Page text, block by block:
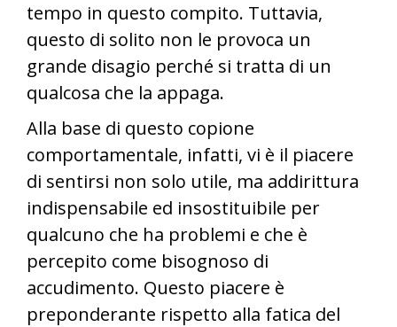
tempo in questo compito. Tuttavia,
questo di solito non le provoca un
grande disagio perché si tratta di un
qualcosa che la appaga.
Alla base di questo copione
comportamentale, infatti, vi è il piacere
di sentirsi non solo utile, ma addirittura
indispensabile ed insostituibile per
qualcuno che ha problemi e che è
percepito come bisognoso di
accudimento. Questo piacere è
preponderante rispetto alla fatica del